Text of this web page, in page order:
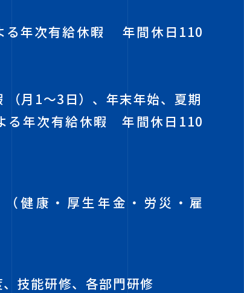
る年次有給休暇 年間休日110
（月1～3日）、年末年始、夏期
る年次有給休暇 年間休日110
健康・厚生年金・労災・雇
技能研修、各部門研修